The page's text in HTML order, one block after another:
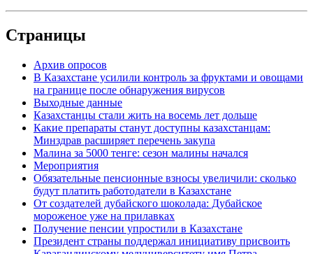
Страницы
Архив опросов
В Казахстане усилили контроль за фруктами и овощами
на границе после обнаружения вирусов
Выходные данные
Казахстанцы стали жить на восемь лет дольше
Какие препараты станут доступны казахстанцам:
Минздрав расширяет перечень закупа
Малина за 5000 тенге: сезон малины начался
Мероприятия
Обязательные пенсионные взносы увеличили: сколько
будут платить работодатели в Казахстане
От создателей дубайского шоколада: Дубайское
мороженое уже на прилавках
Получение пенсии упростили в Казахстане
Президент страны поддержал инициативу присвоить